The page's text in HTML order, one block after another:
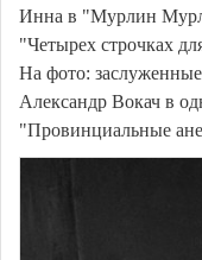
Инна в "Мурлин
"Четырех строчках
На фото:
Александр Вокач в
"Провинциальные